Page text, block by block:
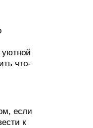
уютной
что-
если
к